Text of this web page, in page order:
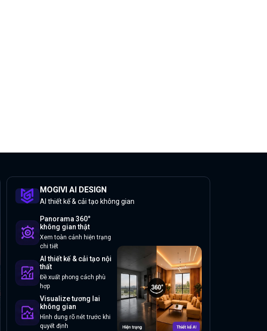
MOGIVI AI DESIGN
AI thiết kế & cải tạo không gian
Panorama 360°
không gian thật
Xem toàn cảnh hiện trạng
chi tiết
AI thiết kế & cải tạo nội
thất
Đề xuất phong cách phù
hợp
Visualize tương lai
không gian
Hình dung rõ nét trước khi
quyết định